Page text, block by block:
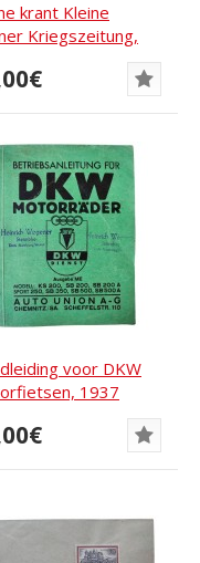
krant Kleine
Kriegszeitung,
voor DKW
1937